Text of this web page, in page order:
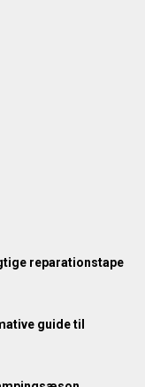
reparationstape
guide til